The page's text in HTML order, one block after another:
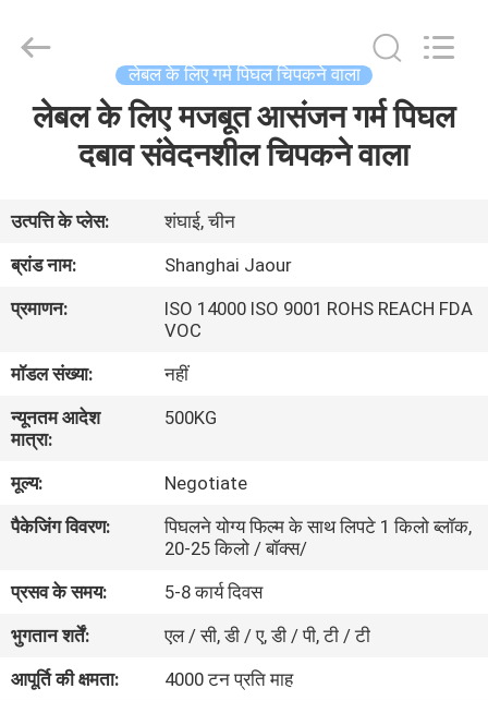
घर
हमारे
बारे
कारखाना
दौरा
गुणवत्ता
हमसे
संपर्क
Adhesive
Products
Reserved.
लेबल के लिए गर्म पिघल चिपकने वाला
लेबल के लिए मजबूत आसंजन गर्म पिघल
दबाव संवेदनशील चिपकने वाला
उत्पत्ति के प्लेस:
शंघाई, चीन
ब्रांड नाम:
Shanghai Jaour
प्रमाणन:
ISO 14000 ISO 9001 ROHS REACH FDA
VOC
मॉडल संख्या:
नहीं
न्यूनतम आदेश
मात्रा:
500KG
मूल्य:
Negotiate
पैकेजिंग विवरण:
पिघलने योग्य फिल्म के साथ लिपटे 1 किलो ब्लॉक,
20-25 किलो / बॉक्स/
प्रसव के समय:
5-8 कार्य दिवस
भुगतान शर्तें:
एल / सी, डी / ए, डी / पी, टी / टी
आपूर्ति की क्षमता:
4000 टन प्रति माह